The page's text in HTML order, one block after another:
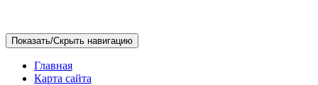
Показать/Скрыть навигацию
Главная
Карта сайта